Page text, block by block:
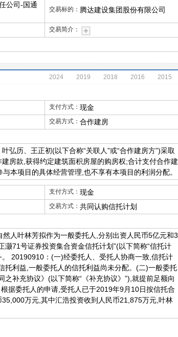
公司-国通
交易标的： 腾达建设集团股份有限公司
交易简介：
2024 2019 2018 2016 2015
支付方式： 现金
交易方式： 合作建房
弘历、王正初(以下合称“关联人”或“合作建房方”)采取
房款,获得约定建筑面积房屋的购房权;合计支付合作建
本项目的具体经营管理,也不享有本项目的利润分配。
支付方式： 现金
交易方式： 共同认购信托计划
人叶林芳拟作为一般委托人,分别出资人民币5亿元和3
灏71号证券投资集合资金信托计划”(以下简称“信托计
20190910：(一)经委托人、受托人协商一致,信托计
利益,一般委托人的信托利益尚未分配。(二)一般委托
补充协议》(以下简称“《补充协议》”),就提前足额向
据委托人的申请,受托人已于2019年9月10日按信托合
万元,其中汇浩投资收到人民币21,875万元,叶林